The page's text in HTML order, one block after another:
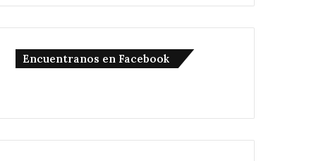
Encuentranos en Facebook